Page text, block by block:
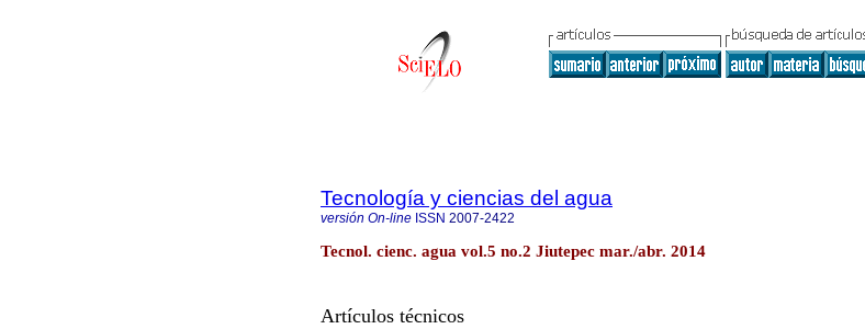
Tecnología y ciencias del agua
versión On-line ISSN 2007-2422
Tecnol. cienc. agua vol.5 no.2 Jiutepec mar./abr. 2014
Artículos técnicos